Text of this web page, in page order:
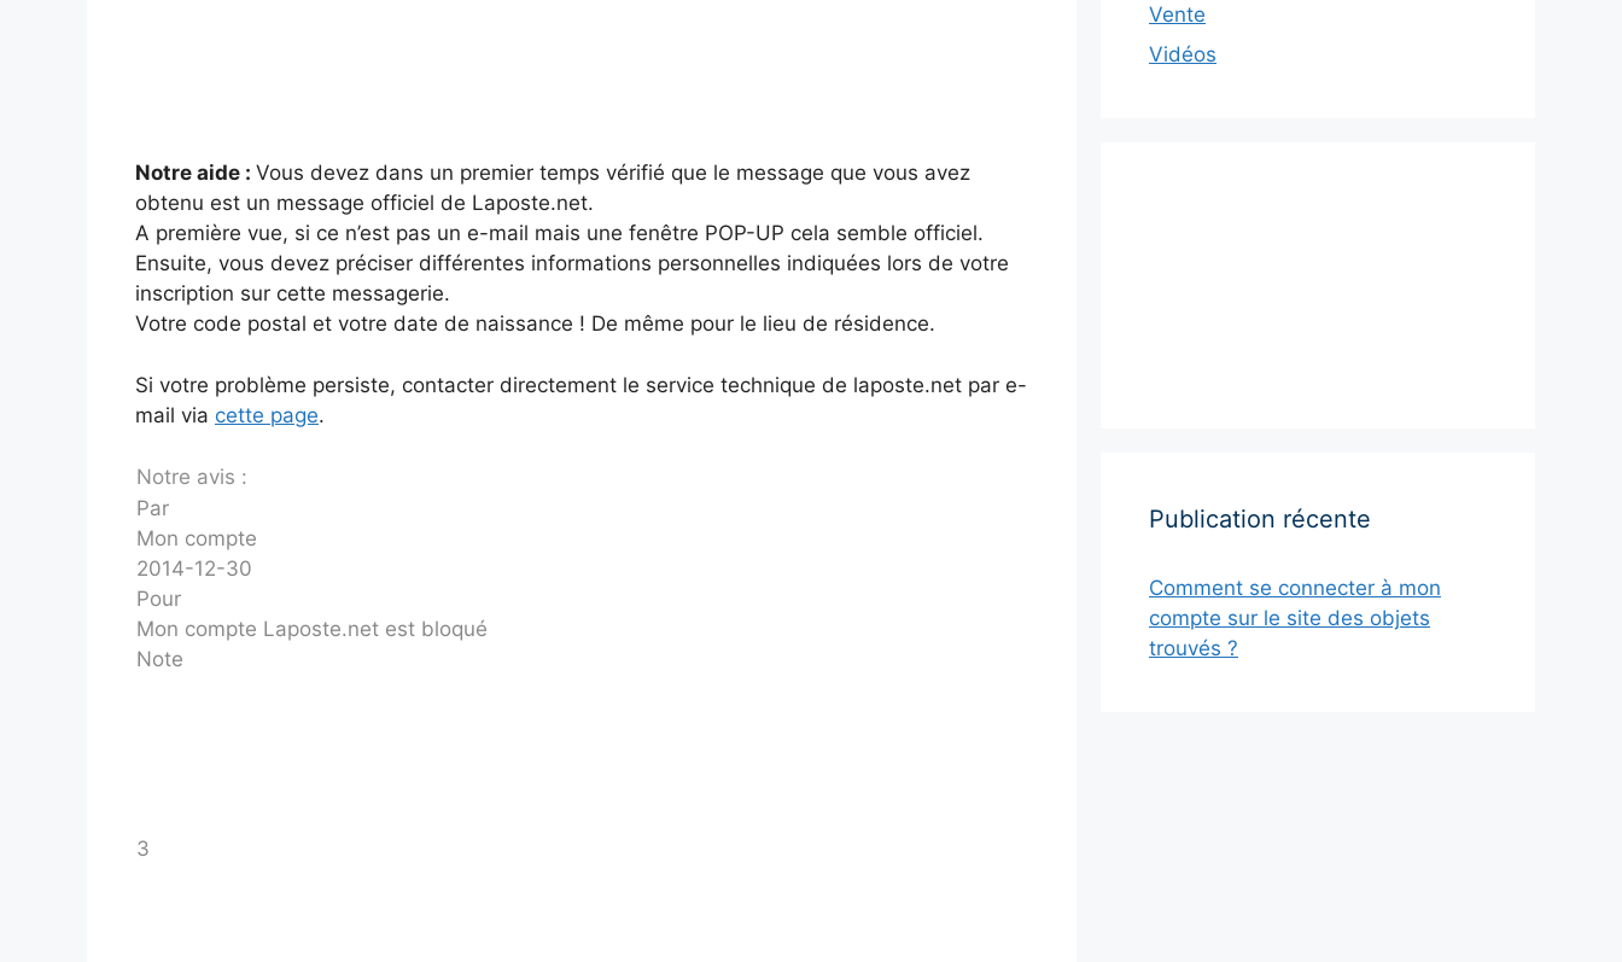
Notre aide : Vous devez dans un premier temps vérifié que le message que vous avez
obtenu est un message officiel de Laposte.net.
A première vue, si ce n’est pas un e-mail mais une fenêtre POP-UP cela semble officiel.
Ensuite, vous devez préciser différentes informations personnelles indiquées lors de votre
inscription sur cette messagerie.
Votre code postal et votre date de naissance ! De même pour le lieu de résidence.
Si votre problème persiste, contacter directement le service technique de laposte.net par e-
mail via cette page.
Notre avis :
Par
Mon compte
2014-12-30
Pour
Mon compte Laposte.net est bloqué
Note
3
Vente
Vidéos
Publication récente
Comment se connecter à mon
compte sur le site des objets
trouvés ?